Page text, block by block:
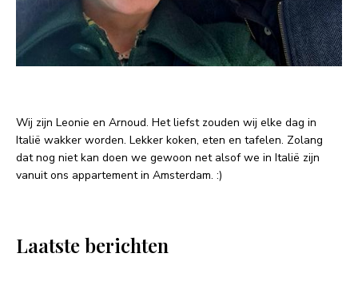
Wij zijn Leonie en Arnoud. Het liefst zouden wij elke dag in
Italië wakker worden. Lekker koken, eten en tafelen. Zolang
dat nog niet kan doen we gewoon net alsof we in Italië zijn
vanuit ons appartement in Amsterdam. :)
Laatste berichten